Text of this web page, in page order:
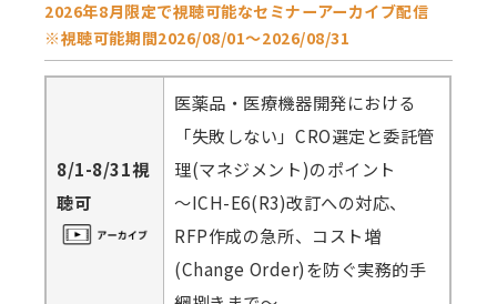
2026年8月限定で視聴可能なセミナーアーカイブ配信
※視聴可能期間2026/08/01～2026/08/31
8/1-8/31視
聴可
医薬品・医療機器開発における
「失敗しない」CRO選定と委託管
理(マネジメント)のポイント
～ICH-E6(R3)改訂への対応、
RFP作成の急所、コスト増
(Change Order)を防ぐ実務的手